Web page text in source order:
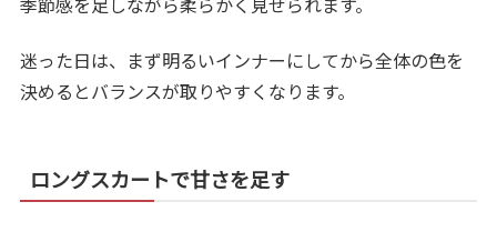
迷った日は、まず明るいインナーにしてから全体の色を
決めるとバランスが取りやすくなります。
ロングスカートで甘さを足す